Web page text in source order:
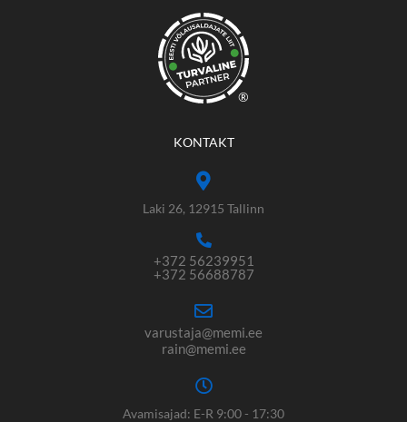
®
KONTAKT
Laki 26, 12915 Tallinn
+372 56239951
+372 56688787
varustaja@memi.ee
rain@memi.ee
Avamisajad: E-R 9:00 - 17:30